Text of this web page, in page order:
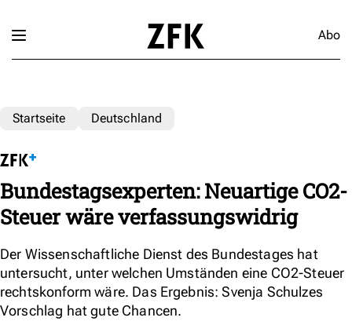
Abo
Startseite Deutschland
Bundestagsexperten: Neuartige CO2-
Steuer wäre verfassungswidrig
Der Wissenschaftliche Dienst des Bundestages hat
untersucht, unter welchen Umständen eine CO2-Steuer
rechtskonform wäre. Das Ergebnis: Svenja Schulzes
Vorschlag hat gute Chancen.